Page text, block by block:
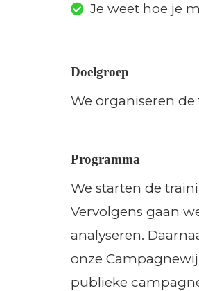
Je weet hoe je
Doelgroep
We organiseren
Programma
We starten de
Vervolgens gaan
analyseren.
onze
publieke